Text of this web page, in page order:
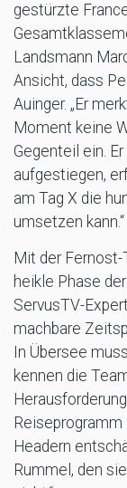
gestürzte
Landsmann
Ansicht, dass
Auinger. „Er
Moment keine
Gegenteil ein.
aufgestiegen,
am Tag X die
umsetzen kann.“
Mit der
heikle Phase
ServusTV-
machbare
In Übersee
kennen die
Headern
Rummel, den